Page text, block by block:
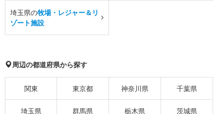
埼玉県の牧場・レジャー＆リ
ゾート施設
周辺の都道府県から探す
関東 東京都 神奈川県 千葉県
埼玉県 群馬県 栃木県 茨城県